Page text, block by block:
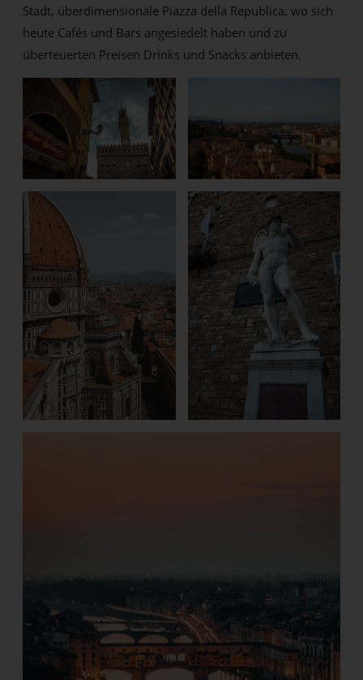
Stadt, überdimensionale Piazza della Republica, wo sich
heute Cafés und Bars angesiedelt haben und zu
überteuerten Preisen Drinks und Snacks anbieten.